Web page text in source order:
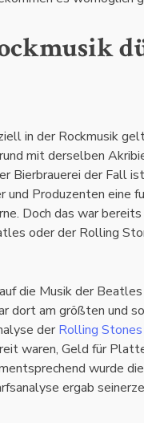
in der Rockmusik
mit derselben
Bierbrauerei der Fall
und Produzenten eine
Doch das war
oder der Rolling
die Musik der
dort am größten und
der Rolling Stones
waren, Geld für
wurde
ergab